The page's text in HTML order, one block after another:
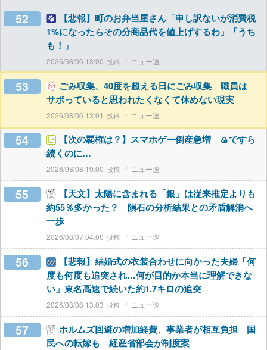
52
【悲報】町のお弁当屋さん「申し訳ないが消費税
1%になったらその分商品代を値上げするわ」「うち
も！」
2026/08/06 13:00 ニュー速
53
ごみ収集、40度を超える日にごみ収集 職員は
サボっていると思われたくなくて休めない現実
2026/08/06 13:01 ニュー速
54
【次の覇権は？】スマホゲー倒産急増 🍙ですら
続くのに…
2026/08/08 19:00 ニュー速
55
【天文】太陽に含まれる「銀」は従来推定よりも
約55％多かった？ 隕石の分析結果との矛盾解消へ
一歩
2026/08/07 04:00 ニュー速
56
【悲報】結婚式の衣装合わせに向かった夫婦「何
度も何度も追突され…何が目的か本当に理解できな
い」東名高速で続いた約1.7キロの追突
2026/08/08 13:03 ニュー速
57
ホルムズ回避の増加経費、事業者が相互負担 国
民への転嫁も 経産省部会が制度案